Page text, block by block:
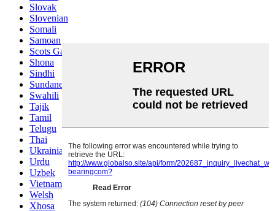
Slovak
Slovenian
Somali
Samoan
Scots Gaelic
Shona
Sindhi
Sundanese
Swahili
Tajik
Tamil
Telugu
Thai
Ukrainian
Urdu
Uzbek
Vietnamese
Welsh
Xhosa